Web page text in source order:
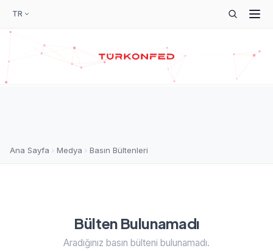
TR
Ana Sayfa Medya Basın Bültenleri
Bülten Bulunamadı
Aradığınız basın bülteni bulunamadı.